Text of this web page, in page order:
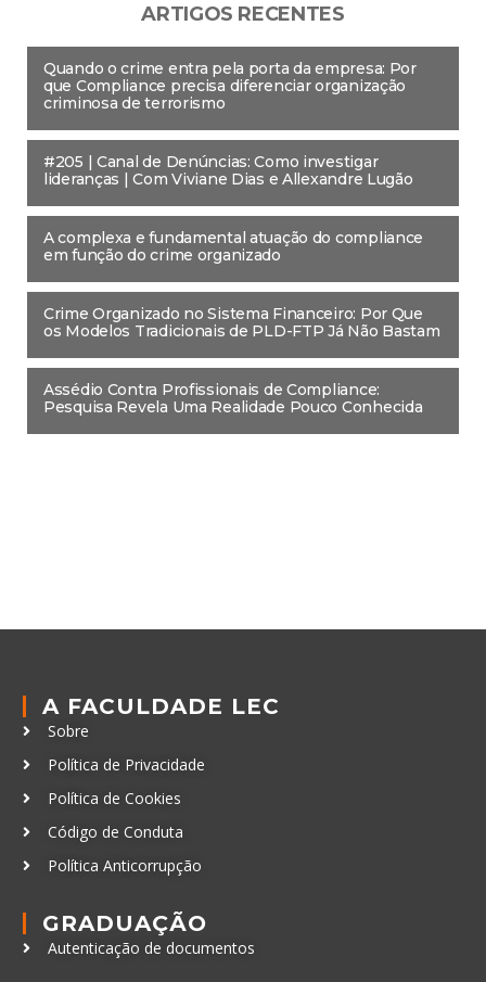
ARTIGOS RECENTES
Quando o crime entra pela porta da empresa: Por
que Compliance precisa diferenciar organização
criminosa de terrorismo
#205 | Canal de Denúncias: Como investigar
lideranças | Com Viviane Dias e Allexandre Lugão
A complexa e fundamental atuação do compliance
em função do crime organizado
Crime Organizado no Sistema Financeiro: Por Que
os Modelos Tradicionais de PLD-FTP Já Não Bastam
Assédio Contra Profissionais de Compliance:
Pesquisa Revela Uma Realidade Pouco Conhecida
A FACULDADE LEC
Sobre
Política de Privacidade
Política de Cookies
Código de Conduta
Política Anticorrupção
GRADUAÇÃO
Autenticação de documentos